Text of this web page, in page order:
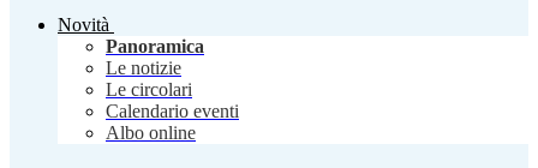
Novità
Panoramica
Le notizie
Le circolari
Calendario eventi
Albo online